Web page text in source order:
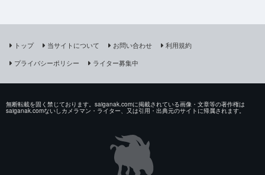
トップ 当サイトについて お問い合わせ
利用規約
プライバシーポリシー
ライター募集中
無断転載を固く禁じております。saiganak.comに掲載されている画像・文章等の著作権は
saiganak.comないしカメラマン・ライター、又は引用・出典元のサイトに帰属されます。